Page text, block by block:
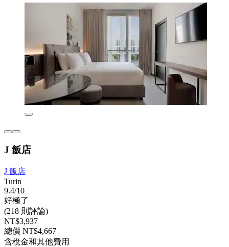
J 飯店
J 飯店
Turin
9.4/10
好極了
(218 則評論)
NT$3,937
總價 NT$4,667
含稅金和其他費用